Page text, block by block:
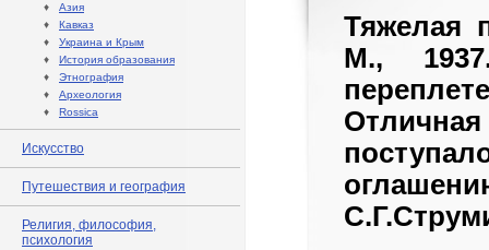
♦ Азия
♦ Кавказ
♦ Украина и Крым
♦ История образования
♦ Этнография
♦ Археология
♦ Rossica
Искусство
Путешествия и география
Религия, философия,
психология
Тяжелая
М.,